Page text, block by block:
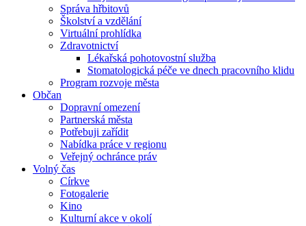
Správa hřbitovů
Školství a vzdělání
Virtuální prohlídka
Zdravotnictví
Lékařská pohotovostní služba
Stomatologická péče ve dnech pracovního klidu
Program rozvoje města
Občan
Dopravní omezení
Partnerská města
Potřebuji zařídit
Nabídka práce v regionu
Veřejný ochránce práv
Volný čas
Církve
Fotogalerie
Kino
Kulturní akce v okolí